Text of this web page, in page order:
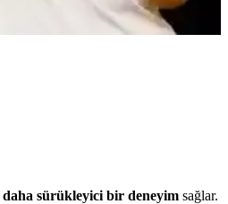
daha sürükleyici bir deneyim sağlar.